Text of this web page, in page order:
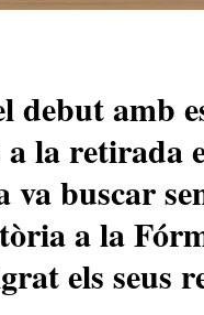
debut amb
la retirada
va buscar
a la
els seus